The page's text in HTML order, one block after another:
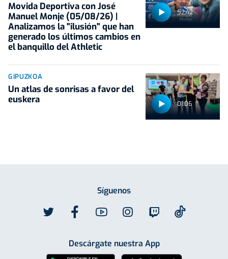
52:42
Movida Deportiva con José
Manuel Monje (05/08/26) |
Analizamos la "ilusión" que han
generado los últimos cambios en
el banquillo del Athletic
01:06
GIPUZKOA
Un atlas de sonrisas a favor del
euskera
Síguenos
Descárgate nuestra App